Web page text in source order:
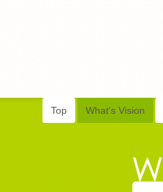
Top What's Vision